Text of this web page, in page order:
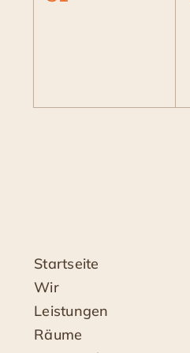
Startseite
Wir
Leistungen
Räume